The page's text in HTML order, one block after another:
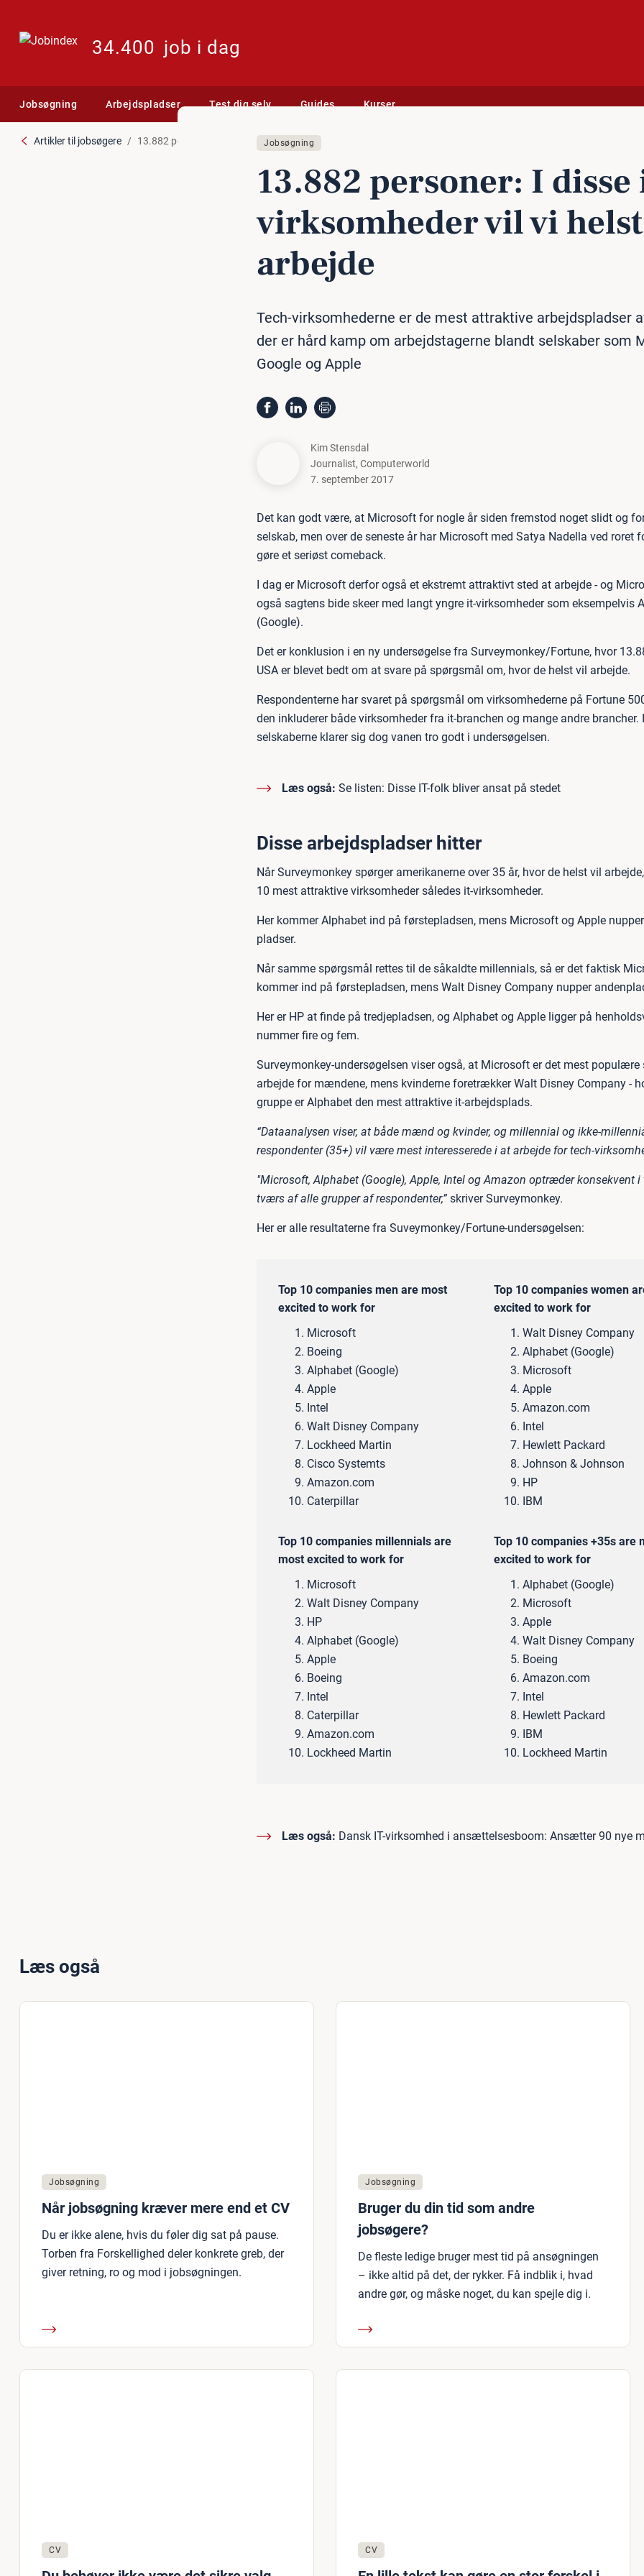
34.400 job i dag
Jobsøgning Arbejdspladser Test dig selv Guides Kurser
Artikler til jobsøgere 13.882 personer: I disse it-virksomheder vil vi helst arbejde
Jobsøgning
13.882 personer: I disse
virk­som­he­der vil vi helst
arbejde
Tech-virksomhederne er de mest attraktive arbejdspladser
der er hård kamp om arbejdstagerne blandt selskaber som
Google og Apple
Kim Stensdal
Journalist, Computerworld
7. september 2017
Det kan godt være, at Microsoft for nogle år siden fremstod noget slidt og
selskab, men over de seneste år har Microsoft med Satya Nadella ved roret
gøre et seriøst comeback.
I dag er Microsoft derfor også et ekstremt attraktivt sted at arbejde - og
også sagtens bide skeer med langt yngre it-virksomheder som eksempelvis
(Google).
Det er konklusion i en ny undersøgelse fra Surveymonkey/Fortune, hvor
USA er blevet bedt om at svare på spørgsmål om, hvor de helst vil arbejde.
Respondenterne har svaret på spørgsmål om virksomhederne på Fortune
den inkluderer både virksomheder fra it-branchen og mange andre brancher.
selskaberne klarer sig dog vanen tro godt i undersøgelsen.
Læs også: Se listen: Disse IT-folk bliver ansat på stedet
Disse arbejdspladser hitter
Når Surveymonkey spørger amerikanerne over 35 år, hvor de helst vil
10 mest attraktive virksomheder således it-virksomheder.
Her kommer Alphabet ind på førstepladsen, mens Microsoft og Apple
pladser.
Når samme spørgsmål rettes til de såkaldte millennials, så er det faktisk
kommer ind på førstepladsen, mens Walt Disney Company nupper
Her er HP at finde på tredjepladsen, og Alphabet og Apple ligger på
nummer fire og fem.
Surveymonkey-undersøgelsen viser også, at Microsoft er det mest populære
arbejde for mændene, mens kvinderne foretrækker Walt Disney Company -
gruppe er Alphabet den mest attraktive it-arbejdsplads.
“Dataanalysen viser, at både mænd og kvinder, og millennial og ikke-
respondenter (35+) vil være mest interesserede i at arbejde for tech-
"Microsoft, Alphabet (Google), Apple, Intel og Amazon optræder konsekvent i
tværs af alle grupper af respondenter,” skriver Surveymonkey.
Her er alle resultaterne fra Suveymonkey/Fortune-undersøgelsen:
Top 10 companies men are most
excited to work for
Microsoft
Boeing
Alphabet (Google)
Apple
Intel
Walt Disney Company
Lockheed Martin
Cisco Systemts
Amazon.com
Caterpillar
Top 10 companies women
excited to work for
Walt Disney Company
Alphabet (Google)
Microsoft
Apple
Amazon.com
Intel
Hewlett Packard
Johnson & Johnson
HP
IBM
Top 10 companies millennials are
most excited to work for
Microsoft
Walt Disney Company
HP
Alphabet (Google)
Apple
Boeing
Intel
Caterpillar
Amazon.com
Lockheed Martin
Top 10 companies +35s are
excited to work for
Alphabet (Google)
Microsoft
Apple
Walt Disney Company
Boeing
Amazon.com
Intel
Hewlett Packard
IBM
Lockheed Martin
Læs også: Dansk IT-virksomhed i ansættelsesboom: Ansætter 90 nye
Læs også
Jobsøgning
Når jobsøgning kræver mere end et CV
Du er ikke alene, hvis du føler dig sat på pause.
Torben fra Forskellighed deler konkrete greb, der
giver retning, ro og mod i jobsøgningen.
Jobsøgning
Bruger du din tid som andre
jobsøgere?
De fleste ledige bruger mest tid på ansøgningen
– ikke altid på det, der rykker. Få indblik i, hvad
andre gør, og måske noget, du kan spejle dig i.
CV CV